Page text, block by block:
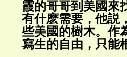
霞的哥哥到美國來
有什麽需要，他説
些美國的樹木。作
寫生的自由，只能